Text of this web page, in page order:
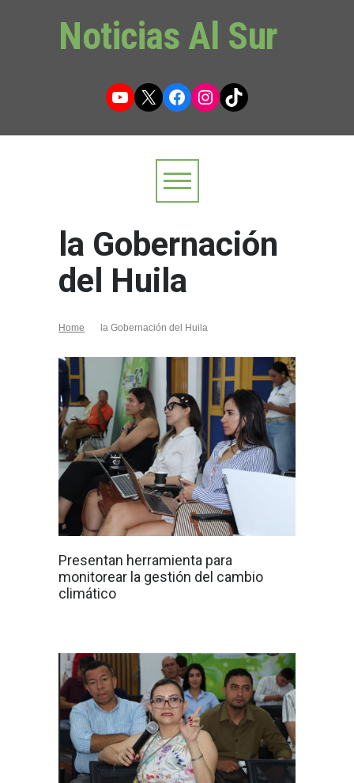
Noticias Al Sur
YouTube
X Facebook
Instagram
TikTok
la Gobernación
del Huila
Home la Gobernación del Huila
Presentan herramienta para
monitorear la gestión del cambio
climático